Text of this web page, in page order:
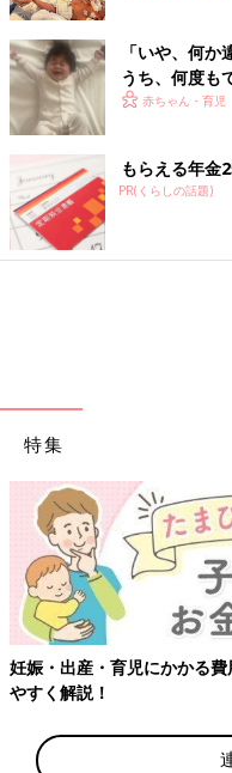
「いや、何
うち、何度も
ト症候群体験談
赤ちゃん・育児
もらえる年金
PR(くらしの話題)
特集
妊娠・出産・育児にかかる
やすく解説！